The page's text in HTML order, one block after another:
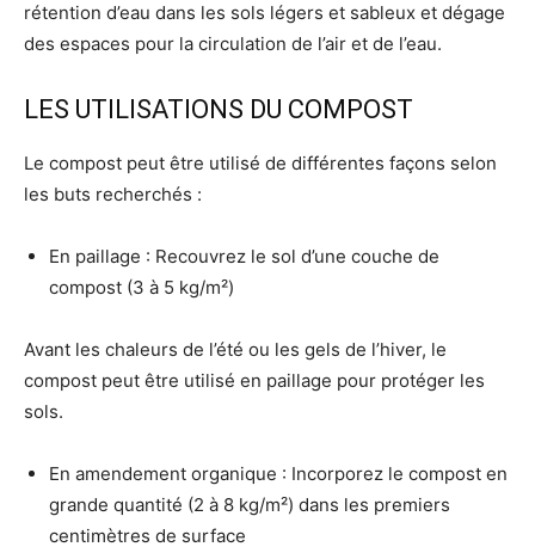
rétention d’eau dans les sols légers et sableux et dégage
des espaces pour la circulation de l’air et de l’eau.
LES UTILISATIONS DU COMPOST
Le compost peut être utilisé de différentes façons selon
les buts recherchés :
En paillage : Recouvrez le sol d’une couche de
compost (3 à 5 kg/m²)
Avant les chaleurs de l’été ou les gels de l’hiver, le
compost peut être utilisé en paillage pour protéger les
sols.
En amendement organique : Incorporez le compost en
grande quantité (2 à 8 kg/m²) dans les premiers
centimètres de surface